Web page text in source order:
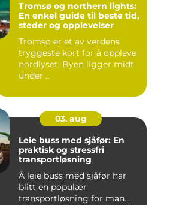
Tromsø og northern lights:
En enkel guide til beste tid,
steder og opplevelser
Tromsø er et av verdens
tryggeste kort for å oppleve
nordlyset. Byen ligger midt
under ...
03. aug
Leie buss med sjåfør: En
praktisk og stressfri
transportløsning
Å leie buss med sjåfør har
blitt en populær
transportløsning for man...